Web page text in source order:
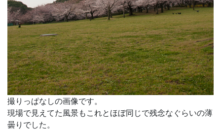
撮りっぱなしの画像です。
現場で見えてた風景もこれとほぼ同じで残念なぐらいの薄
曇りでした。